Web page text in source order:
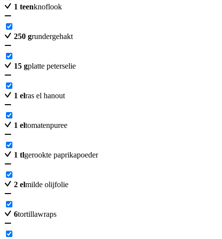
1 teenknoflook
250 grundergehakt
15 gplatte peterselie
1 elras el hanout
1 eltomatenpuree
1 tlgerookte paprikapoeder
2 elmilde olijfolie
6tortillawraps